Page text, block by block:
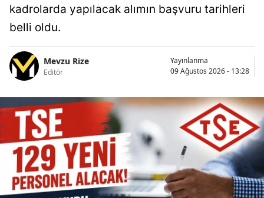
kadrolarda yapılacak alımın başvuru tarihleri
belli oldu.
Mevzu Rize
Editör
Yayınlanma
09 Ağustos 2026 - 13:28